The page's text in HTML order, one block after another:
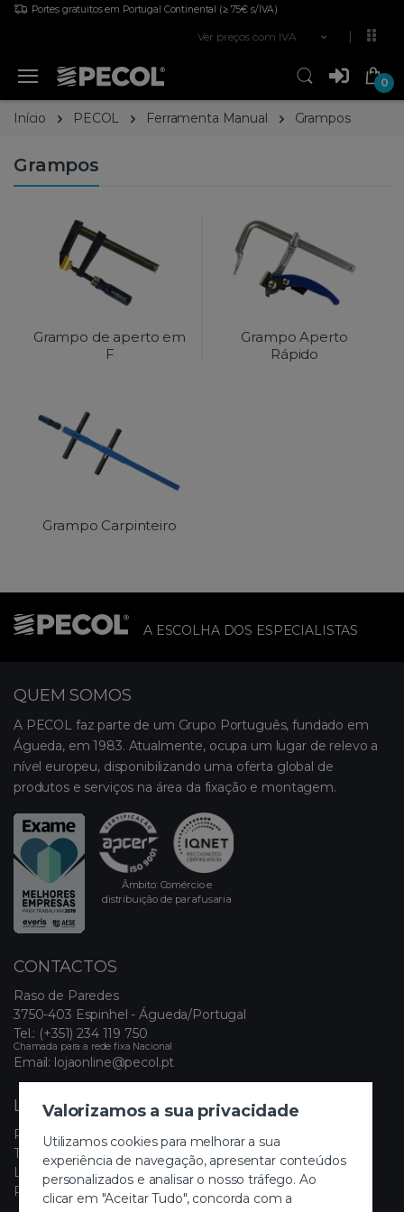
Valorizamos a sua privacidade
Utilizamos cookies para melhorar a sua
experiência de navegação, apresentar conteúdos
personalizados e analisar o nosso tráfego. Ao
clicar em "Aceitar Tudo", concorda com a
Portes gratuitos em Portugal Continental (≥ 75€ s/IVA)
Ver preços com IVA
0
Início PECOL Ferramenta Manual Grampos
Grampos
Grampo de aperto em
F
Grampo Aperto
Rápido
Grampo Carpinteiro
A ESCOLHA DOS ESPECIALISTAS
QUEM SOMOS
A PECOL faz parte de um Grupo Português, fundado em
Águeda, em 1983. Atualmente, ocupa um lugar de relevo a
nível europeu, disponibilizando uma oferta global de
produtos e serviços na área da fixação e montagem.
Âmbito: Comércio e
distribuição de parafusaria
CONTACTOS
Raso de Paredes
3750-403 Espinhel - Águeda/Portugal
Tel.: (+351) 234 119 750
Chamada para a rede fixa Nacional
Email: lojaonline@pecol.pt
LINKS ÚTEIS
Política de Privacidade
Termos e Condições
Livro de Reclamações Eletrónico
Painel de Cookies